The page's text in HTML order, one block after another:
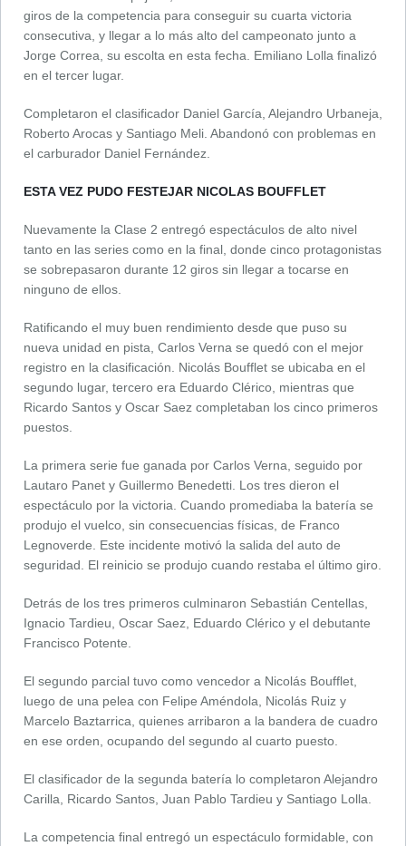
giros de la competencia para conseguir su cuarta victoria
consecutiva, y llegar a lo más alto del campeonato junto a
Jorge Correa, su escolta en esta fecha. Emiliano Lolla finalizó
en el tercer lugar.
Completaron el clasificador Daniel García, Alejandro Urbaneja,
Roberto Arocas y Santiago Meli. Abandonó con problemas en
el carburador Daniel Fernández.
ESTA VEZ PUDO FESTEJAR NICOLAS BOUFFLET
Nuevamente la Clase 2 entregó espectáculos de alto nivel
tanto en las series como en la final, donde cinco protagonistas
se sobrepasaron durante 12 giros sin llegar a tocarse en
ninguno de ellos.
Ratificando el muy buen rendimiento desde que puso su
nueva unidad en pista, Carlos Verna se quedó con el mejor
registro en la clasificación. Nicolás Boufflet se ubicaba en el
segundo lugar, tercero era Eduardo Clérico, mientras que
Ricardo Santos y Oscar Saez completaban los cinco primeros
puestos.
La primera serie fue ganada por Carlos Verna, seguido por
Lautaro Panet y Guillermo Benedetti. Los tres dieron el
espectáculo por la victoria. Cuando promediaba la batería se
produjo el vuelco, sin consecuencias físicas, de Franco
Legnoverde. Este incidente motivó la salida del auto de
seguridad. El reinicio se produjo cuando restaba el último giro.
Detrás de los tres primeros culminaron Sebastián Centellas,
Ignacio Tardieu, Oscar Saez, Eduardo Clérico y el debutante
Francisco Potente.
El segundo parcial tuvo como vencedor a Nicolás Boufflet,
luego de una pelea con Felipe Améndola, Nicolás Ruiz y
Marcelo Baztarrica, quienes arribaron a la bandera de cuadro
en ese orden, ocupando del segundo al cuarto puesto.
El clasificador de la segunda batería lo completaron Alejandro
Carilla, Ricardo Santos, Juan Pablo Tardieu y Santiago Lolla.
La competencia final entregó un espectáculo formidable, con